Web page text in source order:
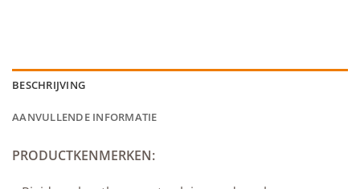
BESCHRIJVING
AANVULLENDE INFORMATIE
PRODUCTKENMERKEN: